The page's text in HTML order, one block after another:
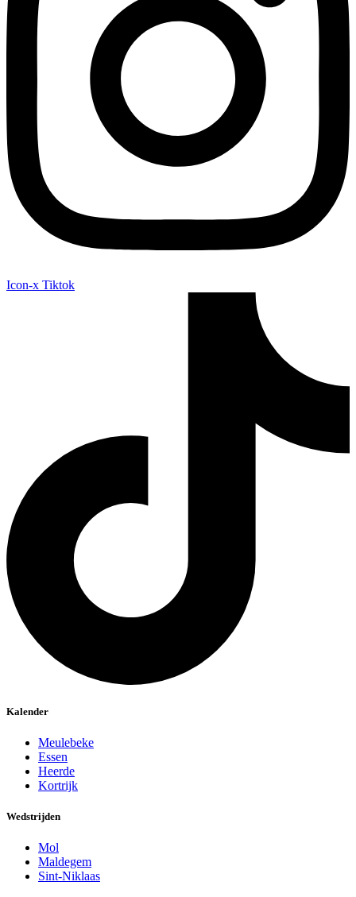
Icon-x Tiktok
Kalender
Meulebeke
Essen
Heerde
Kortrijk
Wedstrijden
Mol
Maldegem
Sint-Niklaas